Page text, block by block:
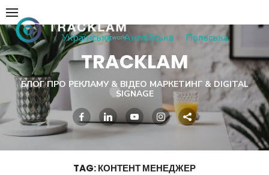
Skip
to
content
TRACKLAM
БЛОГ ПРО РЕКЛАМУ & ВІДЕО МАРКЕТИНГ & DIGITAL
SIGNAGE
Українська Англійська Польська
TAG:КОНТЕНТ МЕНЕДЖЕР